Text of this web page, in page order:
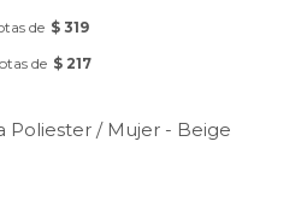
de $ 319
de $ 217
Poliester / Mujer - Beige